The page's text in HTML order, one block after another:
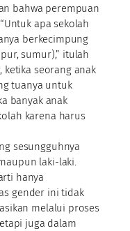
bahwa perempuan
apa sekolah
berkecimpung
sumur),” itulah
ketika seorang anak
tuanya untuk
banyak anak
karena harus
sesungguhnya
laki-laki.
hanya
gender ini tidak
melalui proses
juga dalam